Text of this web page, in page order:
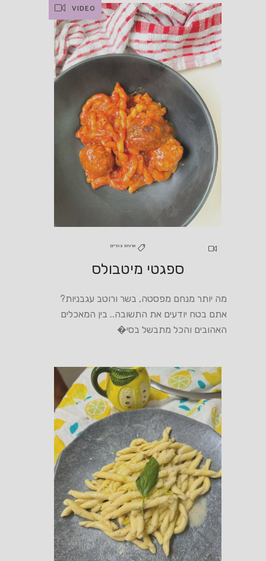
VIDEO
ארוחת צהריים
ספגטי מיטבולס
מה יותר מנחם מפסטה, בשר ורוטב עגבניות?
אתם בטח יודעים את התשובה.. בין המאכלים
האהובים והכל מתבשל בסי�